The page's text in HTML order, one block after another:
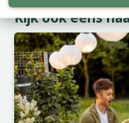
Kijk ook eens